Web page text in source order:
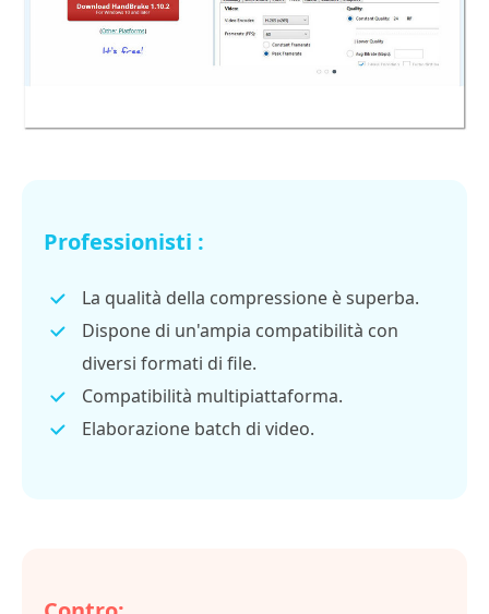
Professionisti :
La qualità della compressione è superba.
Dispone di un'ampia compatibilità con
diversi formati di file.
Compatibilità multipiattaforma.
Elaborazione batch di video.